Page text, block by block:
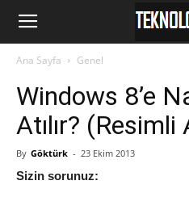
www.Teknoloji6.com
Ana Sayfa Genel
Windows 8’e
Atılır? (Resimli
By Göktürk - 23 Ekim 2013
Sizin sorunuz: